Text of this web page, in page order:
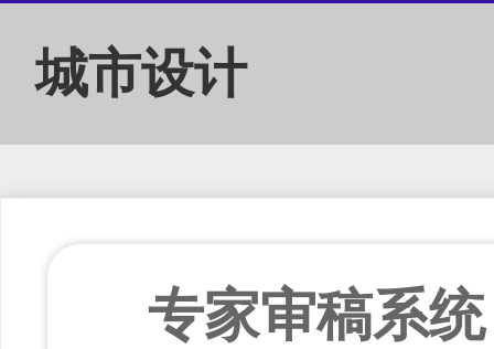
城市设计
专家审稿系统